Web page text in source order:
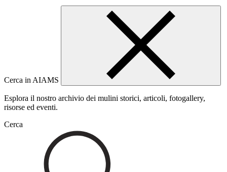
Cerca in AIAMS
Esplora il nostro archivio dei mulini storici, articoli, fotogallery,
risorse ed eventi.
Cerca